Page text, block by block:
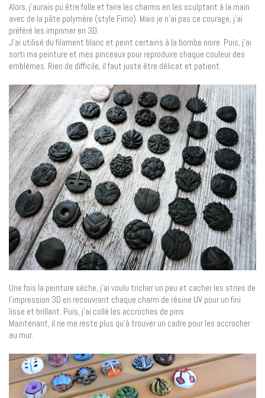
Alors, j’aurais pu être folle et faire les charms en les sculptant à la main
avec de la pâte polymère (style Fimo). Mais je n’ai pas ce courage, j’ai
préféré les imprimer en 3D.
J’ai utilisé du filament blanc et peint certains à la bombe noire. Puis, j’ai
sorti ma peinture et mes pinceaux pour reproduire chaque couleur des
emblèmes. Rien de difficile, il faut juste être délicat et patient.
Une fois la peinture sèche, j’ai voulu tricher un peu et cacher les stries de
l’impression 3D en recouvrant chaque charm de résine UV pour un fini
lisse et brillant. Puis, j’ai collé les accroches de pins.
Maintenant, il ne me reste plus qu’à trouver un cadre pour les accrocher
au mur.